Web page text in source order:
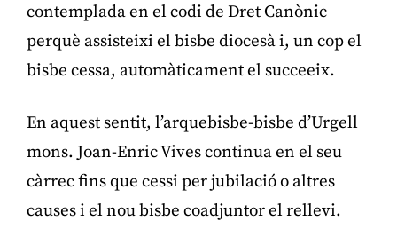
contemplada en el codi de Dret Canònic
perquè assisteixi el bisbe diocesà i, un cop el
bisbe cessa, automàticament el succeeix.
En aquest sentit, l’arquebisbe-bisbe d’Urgell
mons. Joan-Enric Vives continua en el seu
càrrec fins que cessi per jubilació o altres
causes i el nou bisbe coadjuntor el rellevi.